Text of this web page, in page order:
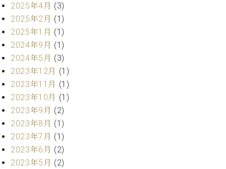
W.
ホ
フ
マ
ン
プ
ロ
フ
ェ
ッ
シ
ョ
ナ
ル
(PDF)
お
問
い
合
せ
本
社
：
八
王
子
2025年4月 (3)
2025年2月 (1)
2025年1月 (1)
2024年9月 (1)
2024年5月 (3)
2023年12月 (1)
2023年11月 (1)
2023年10月 (1)
2023年9月 (2)
2023年8月 (1)
2023年7月 (1)
2023年6月 (2)
2023年5月 (2)